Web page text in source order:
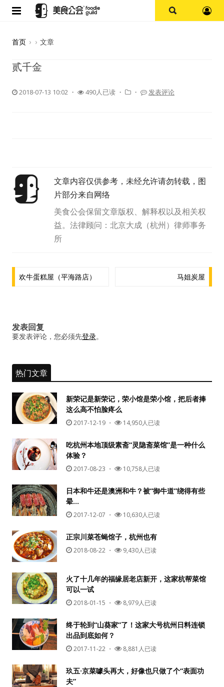
美食杂谈
资讯
首页 › › 文章
贰千金
2018-07-13 10:02 ・ 490人已读 ・ ・ 发表评论
文章内容仅供参考，未经允许请勿转载，图
片部分来自网络
美食公会保留文章版权、解释权以及相关权
益。法律顾问：北京大成（杭州）律师事务
所
章
欢牛蛋糕屋（平海路店） 马姐炭屋
发表回复
要发表评论，您必须先登录。
热门文章
新荣记是新荣记，荣小馆是荣小馆，把后者捧
这么高不怕脸疼么
2017-12-19 ・ 14,950人已读
吃杭州本地顶级素斋“灵隐斋菜馆”是一种什么
体验？
2017-08-23 ・ 10,758人已读
日本和牛还是澳洲和牛？被“御牛道”绕得有些
晕…
2017-12-07 ・ 10,630人已读
正宗川菜苍蝇馆子，杭州也有
2018-08-22 ・ 9,430人已读
火了十几年的福缘居老店新开，这家杭帮菜馆
可以一试
2018-01-15 ・ 8,979人已读
终于轮到“山葵家”了！这家大号杭州日料连锁
出品到底如何？
2017-11-22 ・ 8,881人已读
玖五·京菜噱头再大，好像也只做了个“表面功
夫”